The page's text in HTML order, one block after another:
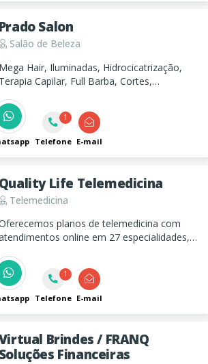
Prado Salon
Salão de Beleza
Mega Hair, Iluminadas, Hidrocicatrização,
Terapia Capilar, Full Barba, Cortes,
cuidamos da sua beleza com técnica,
e excelência!
1
Telefone E-mail
Quality Life Telemedicina
Telemedicina
planos de telemedicina com
online em 27 especialidades,
Individual/Familia, Plano Empresarial
Plano para Certificação NR-1.
1
Telefone E-mail
Brindes / FRANQ
Soluções Financeiras